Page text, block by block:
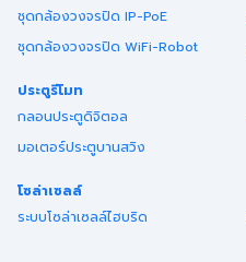
ชุดกล้องวงจรปิด IP-PoE
ชุดกล้องวงจรปิด WiFi-Robot
ประตูรีโมท
กลอนประตูดิจิตอล
มอเตอร์ประตูบานสวิง
โซล่าเซลล์
ระบบโซล่าเซลล์ไฮบริด